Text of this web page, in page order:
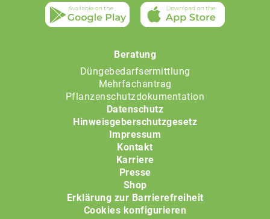
Beratung
Düngebedarfsermittlung
Mehrfachantrag
Pflanzenschutzdokumentation
Datenschutz
Hinweisgeberschutzgesetz
Impressum
Kontakt
Karriere
Presse
Shop
Erklärung zur Barrierefreiheit
Cookies konfigurieren